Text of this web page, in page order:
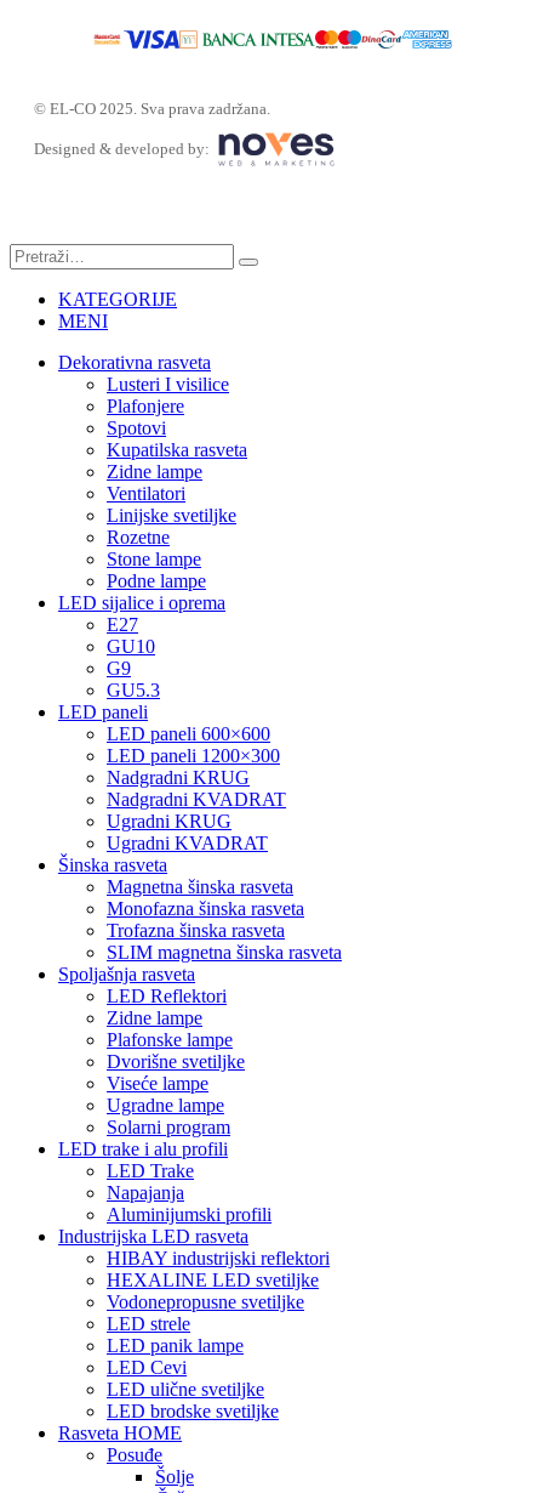
© EL-CO 2025. Sva prava zadržana.
Designed & developed by:
KATEGORIJE
MENI
Dekorativna rasveta
Lusteri I visilice
Plafonjere
Spotovi
Kupatilska rasveta
Zidne lampe
Ventilatori
Linijske svetiljke
Rozetne
Stone lampe
Podne lampe
LED sijalice i oprema
E27
GU10
G9
GU5.3
LED paneli
LED paneli 600×600
LED paneli 1200×300
Nadgradni KRUG
Nadgradni KVADRAT
Ugradni KRUG
Ugradni KVADRAT
Šinska rasveta
Magnetna šinska rasveta
Monofazna šinska rasveta
Trofazna šinska rasveta
SLIM magnetna šinska rasveta
Spoljašnja rasveta
LED Reflektori
Zidne lampe
Plafonske lampe
Dvorišne svetiljke
Viseće lampe
Ugradne lampe
Solarni program
LED trake i alu profili
LED Trake
Napajanja
Aluminijumski profili
Industrijska LED rasveta
HIBAY industrijski reflektori
HEXALINE LED svetiljke
Vodonepropusne svetiljke
LED strele
LED panik lampe
LED Cevi
LED ulične svetiljke
LED brodske svetiljke
Rasveta HOME
Posuđe
Šolje